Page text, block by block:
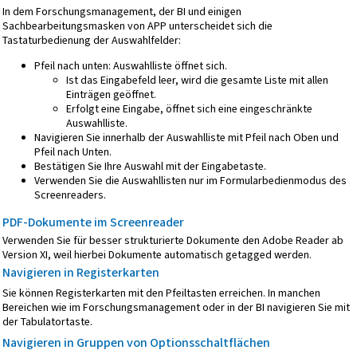
In dem Forschungsmanagement, der BI und einigen
Sachbearbeitungsmasken von APP unterscheidet sich die
Tastaturbedienung der Auswahlfelder:
Pfeil nach unten: Auswahlliste öffnet sich.
Ist das Eingabefeld leer, wird die gesamte Liste mit allen
Einträgen geöffnet.
Erfolgt eine Eingabe, öffnet sich eine eingeschränkte
Auswahlliste.
Navigieren Sie innerhalb der Auswahlliste mit Pfeil nach Oben und
Pfeil nach Unten.
Bestätigen Sie Ihre Auswahl mit der Eingabetaste.
Verwenden Sie die Auswahllisten nur im Formularbedienmodus des
Screenreaders.
PDF-Dokumente im Screenreader
Verwenden Sie für besser strukturierte Dokumente den Adobe Reader ab
Version XI, weil hierbei Dokumente automatisch getagged werden.
Navigieren in Registerkarten
Sie können Registerkarten mit den Pfeiltasten erreichen. In manchen
Bereichen wie im Forschungsmanagement oder in der BI navigieren Sie mit
der Tabulatortaste.
Navigieren in Gruppen von Optionsschaltflächen